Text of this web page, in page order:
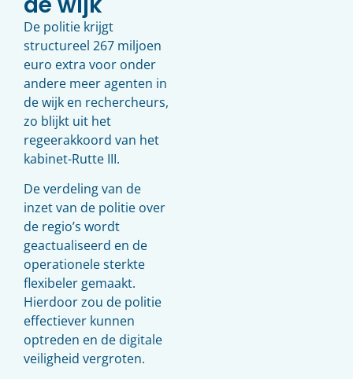
De politie krijgt
structureel 267 miljoen
euro extra voor onder
andere meer agenten in
de wijk en rechercheurs,
zo blijkt uit het
regeerakkoord van het
kabinet-Rutte III.
De verdeling van de
inzet van de politie over
de regio’s wordt
geactualiseerd en de
operationele sterkte
flexibeler gemaakt.
Hierdoor zou de politie
effectiever kunnen
optreden en de digitale
veiligheid vergroten.